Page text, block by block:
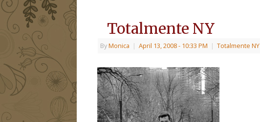
Totalmente NY
ByMonica | April 13, 2008- 10:33 PM | Totalmente NY